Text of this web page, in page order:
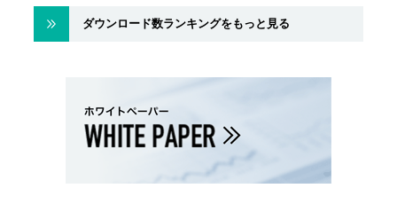
ダウンロード数ランキングをもっと見る